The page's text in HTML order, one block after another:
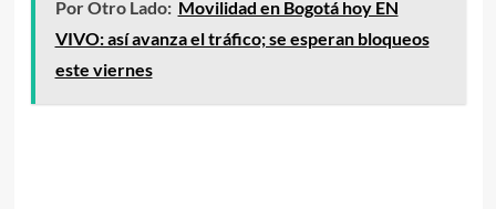
Por Otro Lado: Movilidad en Bogotá hoy EN
VIVO: así avanza el tráfico; se esperan bloqueos
este viernes